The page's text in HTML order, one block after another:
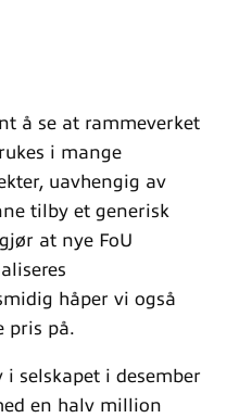
å se at rammeverket
i mange
uavhengig av
tilby et generisk
at nye FoU
håper vi også
pris på.
i selskapet i desember
en halv million